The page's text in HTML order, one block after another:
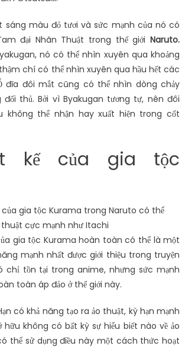
sáng màu đỏ tươi và sức mạnh của nó có
đại Nhãn Thuật trong thế giớiNaruto.
nó có thể nhìn xuyên qua khoảng
chí có thể nhìn xuyên qua hầu hết các
đĩa đôi mắt cũng có thể nhìn dòng chảy
thủ. Bởi vì Byakugan tương tự, nên đôi
không thể nhận hay xuất hiện trong cốt
kế của gia tộc
gia tộc Kurama hoàn toàn có thể là một
mạnh nhất được giới thiệu trong truyện
chỉ tồn tại trong anime, nhưng sức mạnh
toàn áp đảo ở thế giới này.
có khả năng tạo ra ảo thuật, kỳ hạn mạnh
hữu không có bất kỳ sự hiểu biết nào về ảo
thể sử dụng điều này một cách thức hoạt